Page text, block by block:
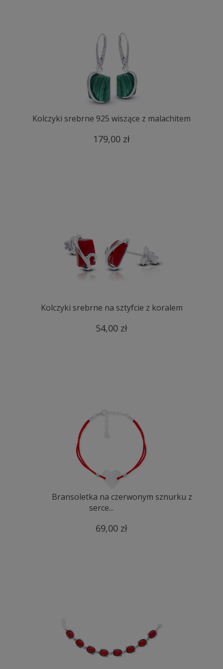
Kolczyki srebrne 925 wiszące z malachitem
179,00 zł
Kolczyki srebrne na sztyfcie z koralem
54,00 zł
Bransoletka na czerwonym sznurku z
serce...
69,00 zł